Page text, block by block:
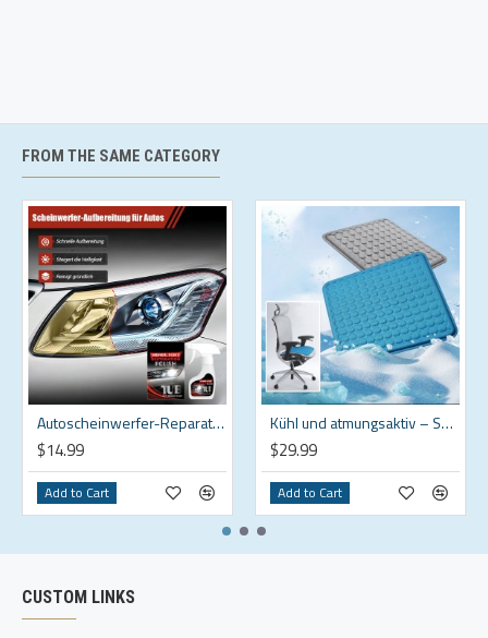
FROM THE SAME CATEGORY
Autoscheinwerfer-Reparaturset – Professionelle Politur mit Schwamm und Versiegelung, klar und einfach anzuwenden, UV-Schutz
$14.99
Add to Cart
Kühl und atmungsaktiv – Sommer Gel Kissen für Sedentary Sessions
$29.99
Add to Cart
CUSTOM LINKS